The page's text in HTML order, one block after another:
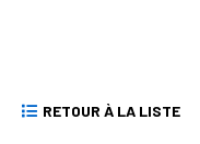
RETOUR À LA LISTE